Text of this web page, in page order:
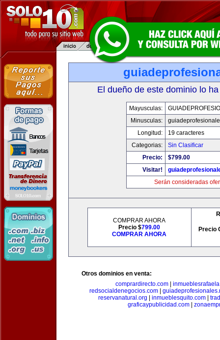
El dueño de este dominio lo
Mayusculas:
Minusculas:
Longitud:
19 caracteres
Categorias:
Sin Clasificar
Precio:
$799.00
Visitar!
Serán consideradas
COMPRAR AHORA
Precio $799.00
COMPRAR AHORA
Precio
Otros dominios en venta:
comprardirecto.com
redsocialdenegocios.com|
reservanatural.org
inmueblesquito.com
graficaypublicidad.com|